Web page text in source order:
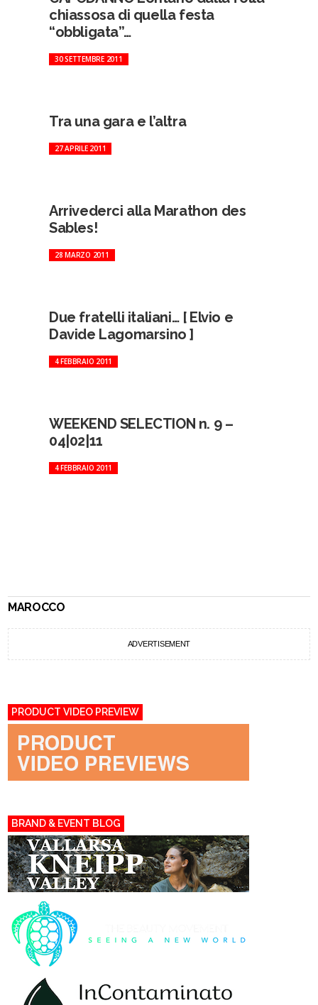
chiassosa di quella festa
“obbligata”…
30 SETTEMBRE 2011
Tra una gara e l’altra
27 APRILE 2011
Arrivederci alla Marathon des
Sables!
28 MARZO 2011
Due fratelli italiani… [ Elvio e
Davide Lagomarsino ]
4 FEBBRAIO 2011
WEEKEND SELECTION n. 9 –
04|02|11
4 FEBBRAIO 2011
MAROCCO
ADVERTISEMENT
PRODUCT VIDEO PREVIEW
BRAND & EVENT BLOG